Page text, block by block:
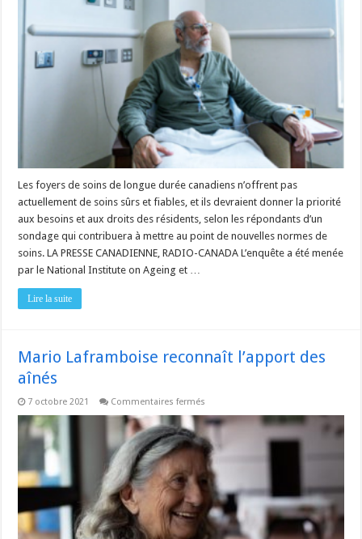
foyers
de
soins
de
longue
durée
n’offrent
pas
de
soins
sûrs
et
fiables
Les foyers de soins de longue durée canadiens n’offrent pas
actuellement de soins sûrs et fiables, et ils devraient donner la priorité
aux besoins et aux droits des résidents, selon les répondants d’un
sondage qui contribuera à mettre au point de nouvelles normes de
soins. LA PRESSE CANADIENNE, RADIO-CANADA L’enquête a été menée
par le National Institute on Ageing et …
Lire la suite
Mario Laframboise reconnaît l’apport des
aînés
7 octobre 2021 Commentaires fermés
Laframboise
l’apport
des
aînés